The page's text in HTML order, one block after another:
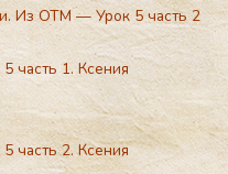
Из ОТМ — Урок 5 часть 2
часть 1. Ксения
часть 2. Ксения